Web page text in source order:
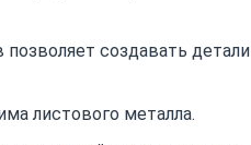
создавать детали
листового металла.